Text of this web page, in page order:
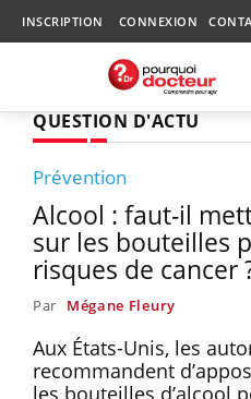
INSCRIPTION CONNEXION
QUESTION D'ACTU
Prévention
Alcool : faut-il
sur les bouteilles
risques de cancer
Par Mégane Fleury
Aux États-Unis, les
recommandent
les bouteilles d’alcool